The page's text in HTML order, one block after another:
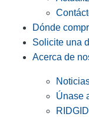
Dónde
Solicite una
Acerca de
Únase